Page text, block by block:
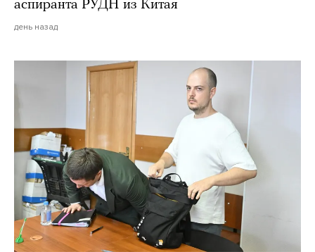
аспиранта РУДН из Китая
день назад